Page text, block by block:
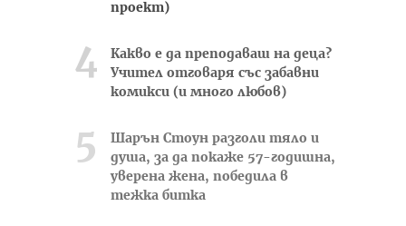
проект)
Какво е да преподаваш на деца?
Учител отговаря със забавни
комикси (и много любов)
Шарън Стоун разголи тяло и
душа, за да покаже 57-годишна,
уверена жена, победила в
тежка битка